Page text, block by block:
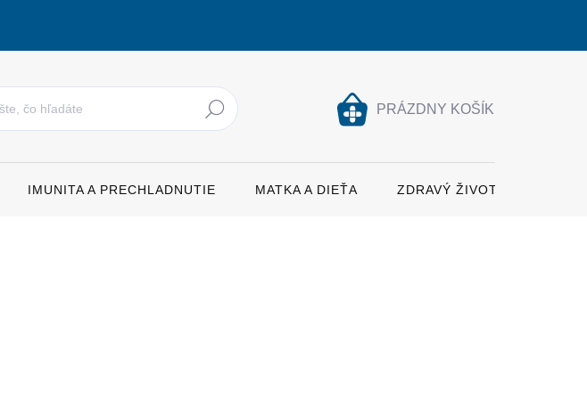
Hľadať
NÁKUPNÝ
PRÁZDNY KOŠÍK
IMUNITA A PRECHLADNUTIE MATKA A DIEŤA ZDRAVÝ ŽIVOTNÝ ŠTÝL